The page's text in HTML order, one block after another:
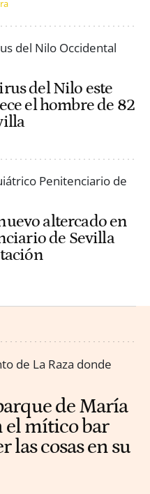
del Nilo este
el hombre de 82
altercado en
de Sevilla
de María
el mítico bar
las cosas en su